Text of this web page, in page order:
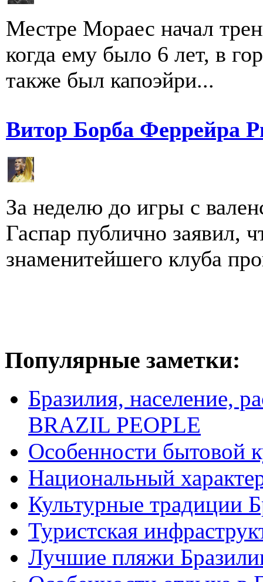
Местре Мораес начал
когда ему было 6 лет, в
также был капоэйри...
Витор Борба Феррейра
За неделю до игры с
Гаспар публично заявил,
знаменитейшего клуба
Популярные заметки:
Бразилия, население,
BRAZIL PEOPLE
Особенности бытовой
Национальный
Культурные традиции
Туристская
Лучшие пляжи